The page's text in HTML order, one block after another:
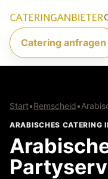
Catering anfragen
Start•Remscheid•
ARABISCHES CATERING